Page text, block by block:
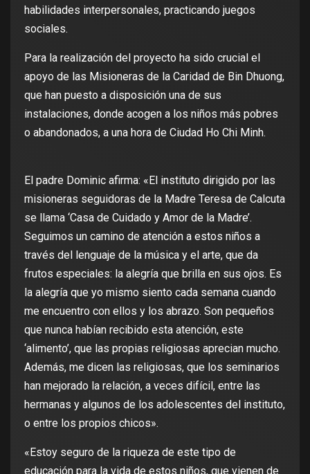
habilidades interpersonales, practicando juegos
sociales.
Para la realización del proyecto ha sido crucial el
apoyo de las Misioneras de la Caridad de Bin Dhuong,
que han puesto a disposición una de sus
instalaciones, donde acogen a los niños más pobres
o abandonados, a una hora de Ciudad Ho Chi Minh.
El padre Dominic afirma: «El instituto dirigido por las
misioneras seguidoras de la Madre Teresa de Calcuta
se llama ‘Casa de Cuidado y Amor de la Madre’.
Seguimos un camino de atención a estos niños a
través del lenguaje de la música y el arte, que da
frutos especiales: la alegría que brilla en sus ojos. Es
la alegría que yo mismo siento cada semana cuando
me encuentro con ellos y los abrazo. Son pequeños
que nunca habían recibido esta atención, este
‘alimento’, que las propias religiosas aprecian mucho.
Además, me dicen las religiosas, que los seminarios
han mejorado la relación, a veces difícil, entre las
hermanas y algunos de los adolescentes del instituto,
o entre los propios chicos».
«Estoy seguro de la riqueza de este tipo de
educación para la vida de estos niños, que vienen de